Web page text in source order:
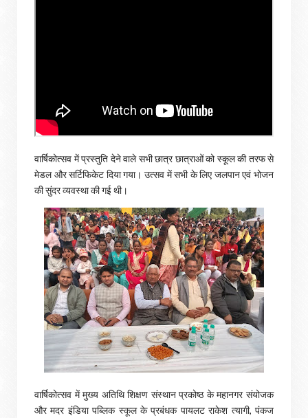
वार्षिकोत्सव में प्रस्तुति देने वाले सभी छात्र छात्राओं को स्कूल की तरफ से
मेडल और सर्टिफिकेट दिया गया। उत्सव में सभी के लिए जलपान एवं भोजन
की सुंदर व्यवस्था की गई थी।
वार्षिकोत्सव में मुख्य अतिथि शिक्षण संस्थान प्रकोष्ठ के महानगर संयोजक
और मदर इंडिया पब्लिक स्कूल के प्रबंधक पायलट राकेश त्यागी, पंकज